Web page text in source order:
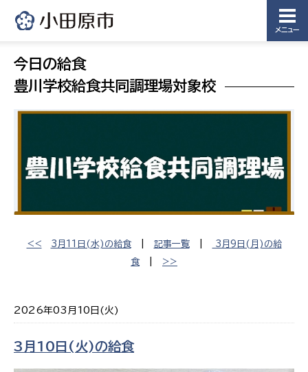
メニュー
今日の給食
豊川学校給食共同調理場対象校
<< 3月11日(水)の給食| 記事一覧|
3月9日(月)の給
食
>>
2026年03月10日(火)
3月10日(火)の給食